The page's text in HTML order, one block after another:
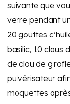
suivante que
verre pendant
20 gouttes
basilic, 10 clous
de clou de
pulvérisateur
moquettes